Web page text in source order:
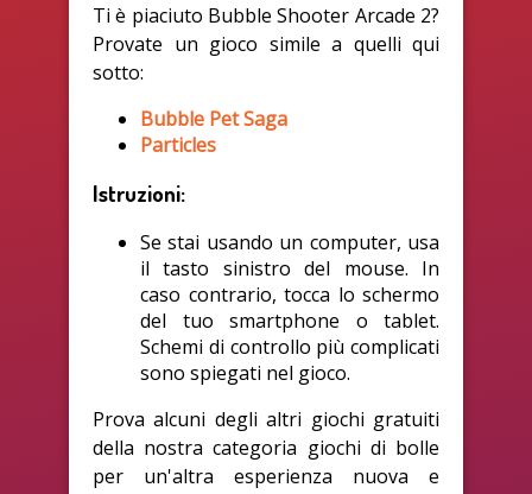
Ti è piaciuto Bubble Shooter Arcade 2?
Provate un gioco simile a quelli qui
sotto:
Bubble Pet Saga
Particles
Istruzioni:
Se stai usando un computer, usa
il tasto sinistro del mouse. In
caso contrario, tocca lo schermo
del tuo smartphone o tablet.
Schemi di controllo più complicati
sono spiegati nel gioco.
Prova alcuni degli altri giochi gratuiti
della nostra categoria giochi di bolle
per un'altra esperienza nuova e